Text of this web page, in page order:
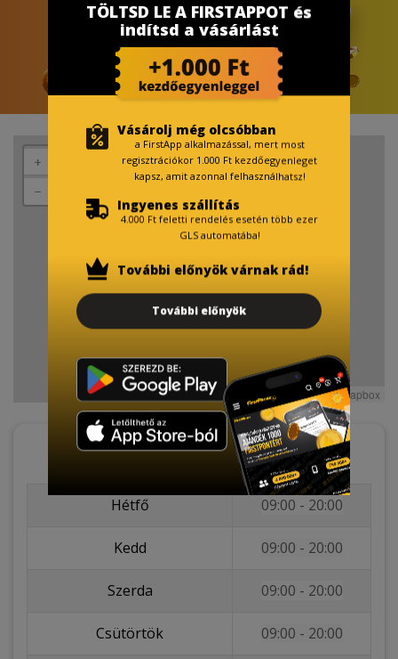
+
−
Leaflet| Map data ©OpenStreetMap contributors, Imagery ©Mapbox
Nyitvatartás
Hétfő 09:00 - 20:00
Kedd 09:00 - 20:00
Szerda 09:00 - 20:00
Csütörtök 09:00 - 20:00
TÖLTSD LE A FIRSTAPPOT és
indítsd a vásárlást
Vásárolj még olcsóbban
a FirstApp alkalmazással, mert most
regisztrációkor 1.000 Ft kezdőegyenleget
kapsz, amit azonnal felhasználhatsz!
Ingyenes szállítás
4.000 Ft feletti rendelés esetén több ezer
GLS automatába!
További előnyök várnak rád!
További előnyök